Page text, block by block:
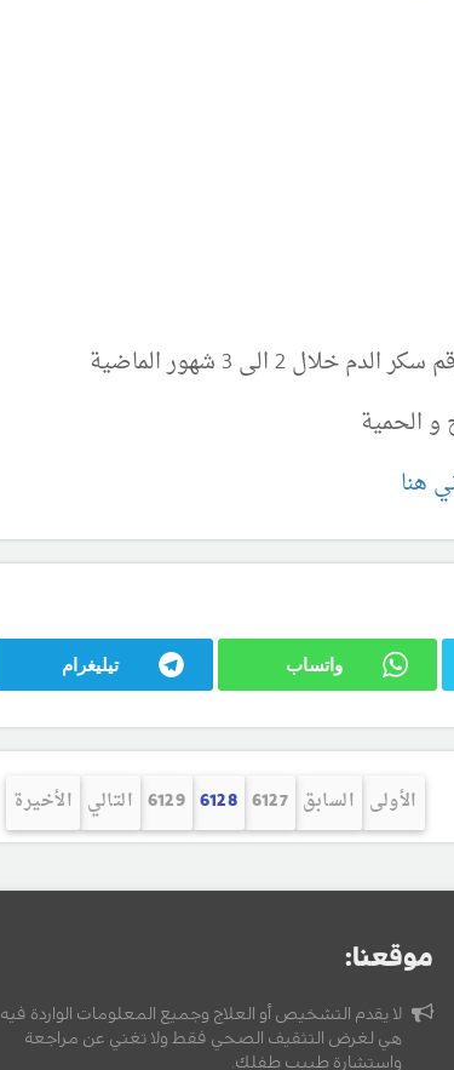
2 الى 3 شهور الماضية
الحمية
هنا
واتساب تيليغرام
الأولى السابق 6127
6128
6129 التالي الأخيرة
موقعنا:
لا يقدم التشخيص أو العلاج وجميع المعلومات الواردة فيه
هي لغرض التثقيف الصحي فقط ولا تغني عن مراجعة
واستشارة طبيب طفلك.